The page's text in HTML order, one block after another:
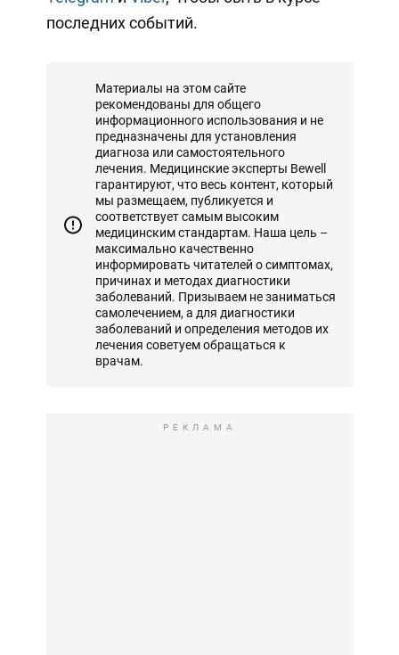
последних событий.
Материалы на этом сайте
рекомендованы для общего
информационного использования и не
предназначены для установления
диагноза или самостоятельного
лечения. Медицинские эксперты Bewell
гарантируют, что весь контент, который
мы размещаем, публикуется и
соответствует самым высоким
медицинским стандартам. Наша цель –
максимально качественно
информировать читателей о симптомах,
причинах и методах диагностики
заболеваний. Призываем не заниматься
самолечением, а для диагностики
заболеваний и определения методов их
лечения советуем обращаться к
врачам.
РЕКЛАМА